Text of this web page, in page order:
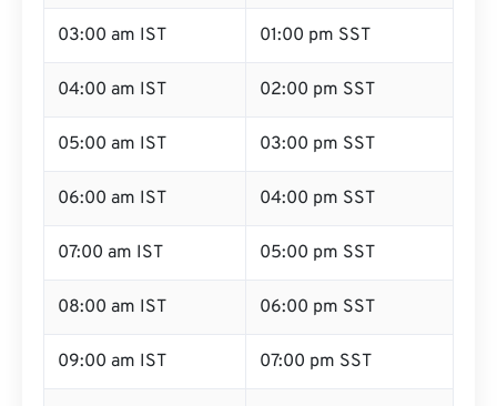
03:00 am IST 01:00 pm SST
04:00 am IST 02:00 pm SST
05:00 am IST 03:00 pm SST
06:00 am IST 04:00 pm SST
07:00 am IST 05:00 pm SST
08:00 am IST 06:00 pm SST
09:00 am IST 07:00 pm SST